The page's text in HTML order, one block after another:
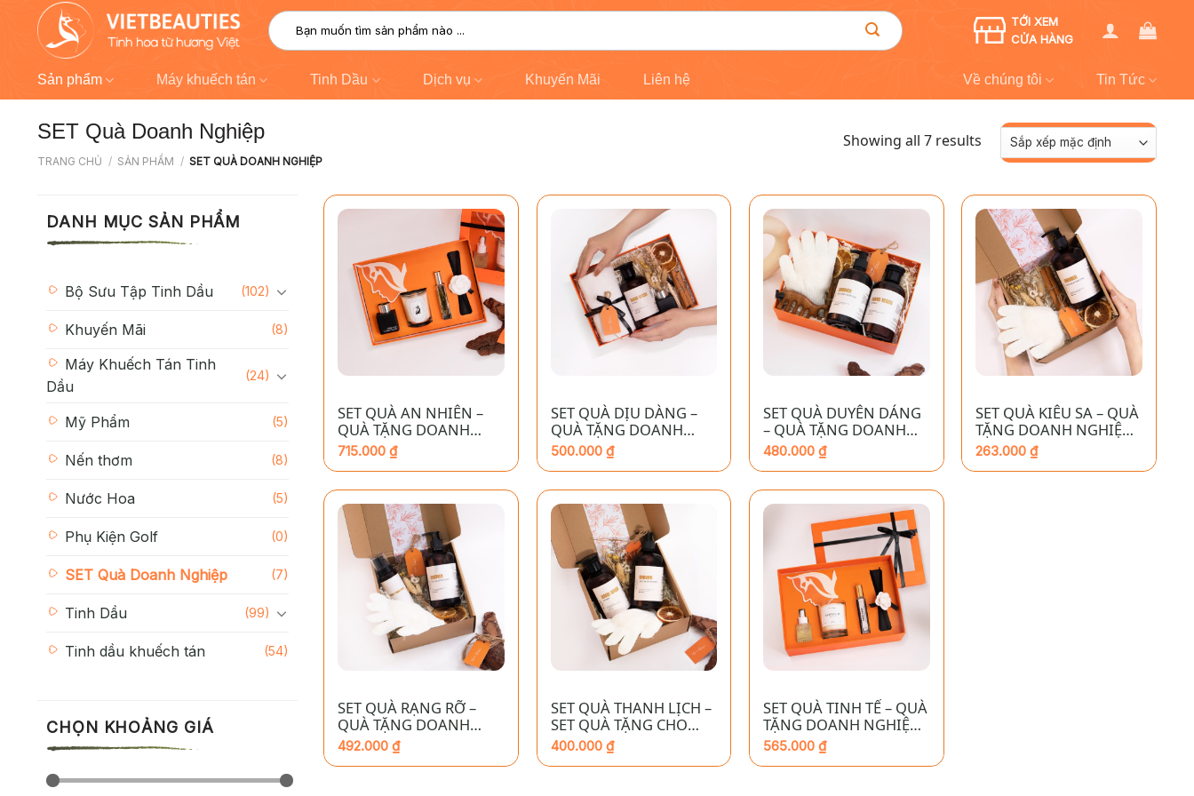
Chuyển
Tìm
kiếm:
TỚI XEM
CỬA HÀNG
Sản phẩm Máy khuếch tán Tinh Dầu Dịch vụ Khuyến Mãi Liên hệ Về chúng tôi Tin Tức
SET Quà Doanh Nghiệp
TRANG CHỦ / SẢN PHẨM / SET QUÀ DOANH NGHIỆP
Showing all 7 results
DANH MỤC SẢN PHẨM
Bộ Sưu Tập Tinh Dầu (102)
Khuyến Mãi (8)
Máy Khuếch Tán Tinh
Dầu
(24)
Mỹ Phẩm (5)
Nến thơm (8)
Nước Hoa (5)
Phụ Kiện Golf (0)
SET Quà Doanh Nghiệp (7)
Tinh Dầu (99)
Tinh dầu khuếch tán (54)
CHỌN KHOẢNG GIÁ
SET QUÀ AN NHIÊN –
QUÀ TẶNG DOANH
NGHIỆP CAO CẤP
715.000₫
SET QUÀ DỊU DÀNG –
QUÀ TẶNG DOANH
NGHIỆP CAO CẤP
500.000 ₫
SET QUÀ DUYÊN DÁNG
– QUÀ TẶNG DOANH
NGHIỆP CAO CẤP
480.000₫
SET QUÀ KIÊU SA – QUÀ
TẶNG DOANH NGHIỆP
CAO CẤP
263.000₫
SET QUÀ RẠNG RỠ –
QUÀ TẶNG DOANH
NGHIỆP CAO CẤP
492.000₫
SET QUÀ THANH LỊCH –
SET QUÀ TẶNG CHO
DOANH NGHIỆP CAO
CẤP
400.000 ₫
SET QUÀ TINH TẾ – QUÀ
TẶNG DOANH NGHIỆP
CAO CẤP
565.000₫